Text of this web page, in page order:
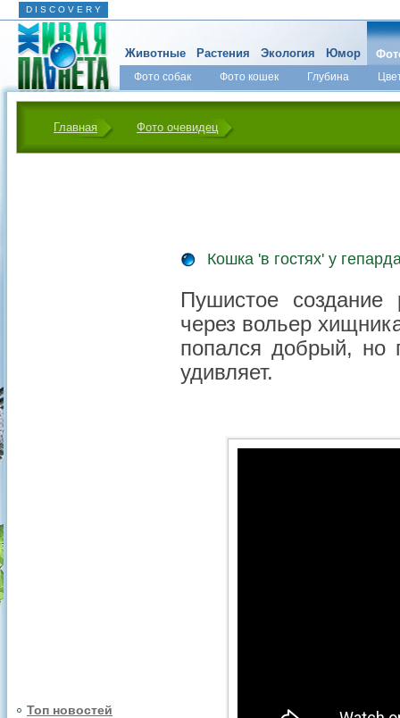
D I S C O V E R Y
Животные Растения Экология Юмор
Фото собак Фото кошек Глубина
Главная Фото очевидец
Топ новостей
Кошка 'в гостях' у
Пушистое
через вольер
попался добрый, но
удивляет.